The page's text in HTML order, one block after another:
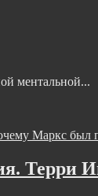
ментальной...
Терри